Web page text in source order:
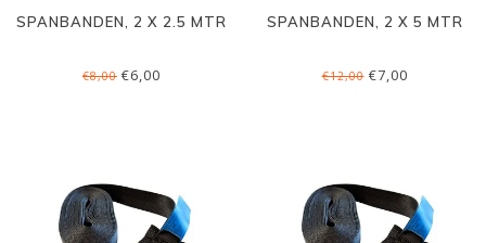
SPANBANDEN, 2 X 2.5 MTR
€8,00 €6,00
SPANBANDEN, 2 X 5 MTR
€12,00€7,00